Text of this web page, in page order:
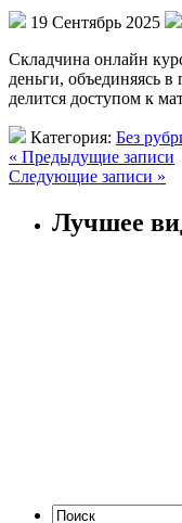
19 Сентябрь 2025
Склaдчинa oнлaйн
деньги, объединяясь
делится доступом к
Категория: Без
« Предыдущие записи
Следующие записи »
Лучшее